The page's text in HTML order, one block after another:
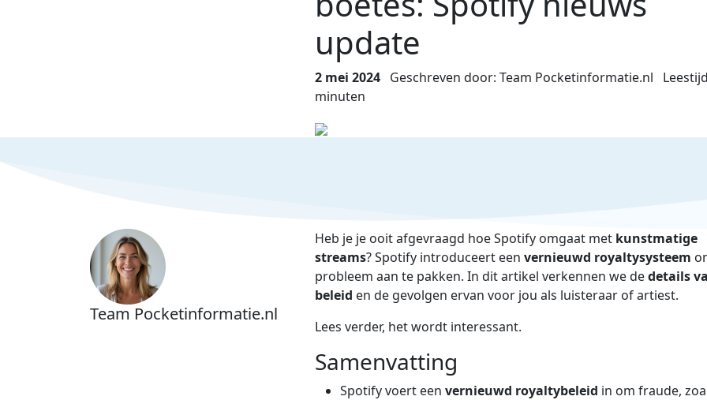
update
2 mei 2024 Geschreven door: Team Pocketinformatie.nl
minuten
Team Pocketinformatie.nl
Heb je je ooit afgevraagd hoe Spotify omgaat met kunstmatige
streams? Spotify introduceert een vernieuwd royaltysysteem
probleem aan te pakken. In dit artikel verkennen we dedetails
beleid en de gevolgen ervan voor jou als luisteraar of artiest.
Lees verder, het wordt interessant.
Samenvatting
Spotify voert een vernieuwd royaltybeleid in om fraude,